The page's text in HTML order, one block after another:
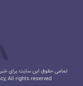
تمامی حقوق این سایت برای
All rights reserved